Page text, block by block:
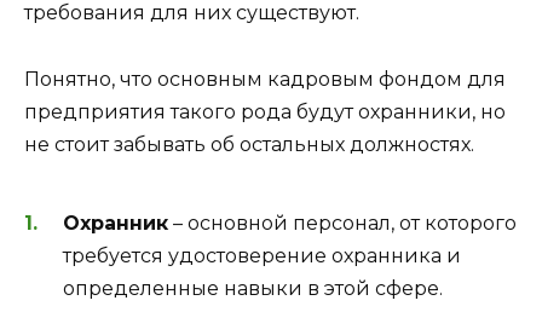
требования для них существуют.
Понятно, что основным кадровым фондом для
предприятия такого рода будут охранники, но
не стоит забывать об остальных должностях.
Охранник – основной персонал, от которого
требуется удостоверение охранника и
определенные навыки в этой сфере.